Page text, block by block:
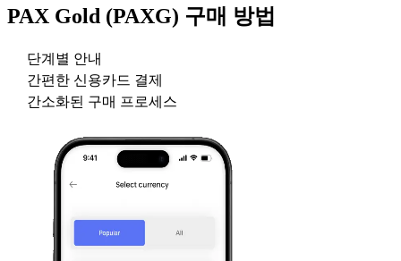
PAX Gold (PAXG) 구매 방법
단계별 안내
간편한 신용카드 결제
간소화된 구매 프로세스